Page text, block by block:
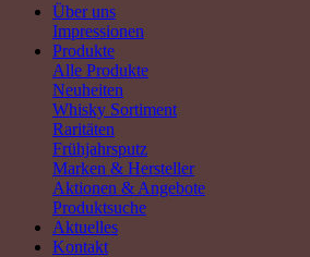
Über uns
Impressionen
Produkte
Alle Produkte
Neuheiten
Whisky Sortiment
Raritäten
Frühjahrsputz
Marken & Hersteller
Aktionen & Angebote
Produktsuche
Aktuelles
Kontakt